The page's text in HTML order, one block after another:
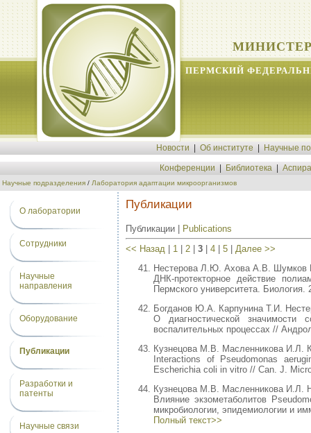
ПЕРМСКИЙ
Новости Об институте Научные
Конференции Библиотека
Научные подразделения / Лаборатория адаптации микроорганизмов
О лаборатории
Сотрудники
Научные
направления
Оборудование
Публикации
Разработки и
патенты
Научные связи
Публикации
Публикации | Publications
<< Назад
1 2 3 4 5
Далее >>
Нестерова Л.Ю. Ахова А.В. Шумков
ДНК-протекторное действие
Пермского университета.
Богданов Ю.А. Карпунина Т.И.
О диагностической
воспалительных процессах //
Кузнецова М.В. Масленникова И.Л.
Interactions of Pseudomonas
Escherichia coli in vitro // Can. J.
Кузнецова М.В. Масленникова И.Л.
Влияние экзометаболитов
микробиологии, эпидемиологии и
Полный текст>>